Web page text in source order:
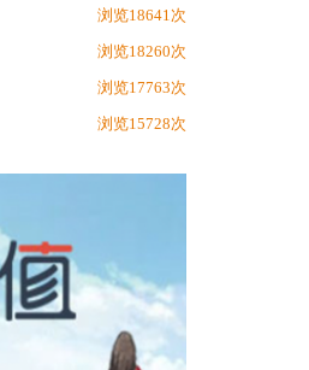
浏览18641次
浏览18260次
浏览17763次
浏览15728次